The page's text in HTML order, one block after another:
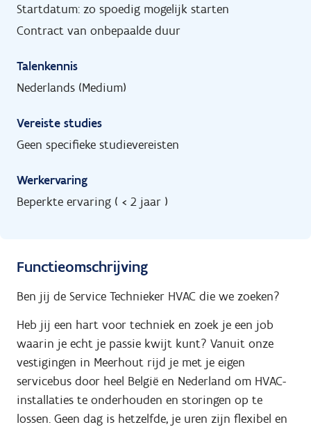
Startdatum: zo spoedig mogelijk starten
Contract van onbepaalde duur
Talenkennis
Nederlands (Medium)
Vereiste studies
Geen specifieke studievereisten
Werkervaring
Beperkte ervaring ( < 2 jaar )
Functieomschrijving
Ben jij de Service Technieker HVAC die we zoeken?
Heb jij een hart voor techniek en zoek je een job
waarin je echt je passie kwijt kunt? Vanuit onze
vestigingen in Meerhout rijd je met je eigen
servicebus door heel België en Nederland om HVAC-
installaties te onderhouden en storingen op te
lossen. Geen dag is hetzelfde, je uren zijn flexibel en